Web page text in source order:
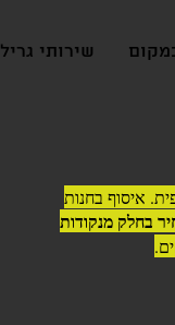
שירותי גריל
איסוף בחנות
בחלק מנקודות